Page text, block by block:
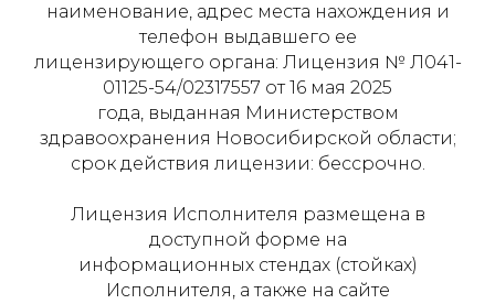
наименование, адрес места нахождения и
телефон выдавшего ее
лицензирующего органа: Лицензия № Л041-
01125-54/02317557 от 16 мая 2025
года, выданная Министерством
здравоохранения Новосибирской области;
срок действия лицензии: бессрочно.
Лицензия Исполнителя размещена в
доступной форме на
информационных стендах (стойках)
Исполнителя, а также на сайте